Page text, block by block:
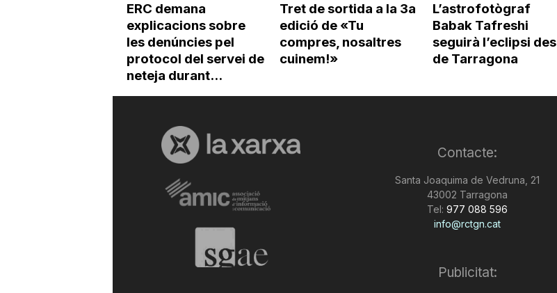
ERC demana
explicacions sobre
les denúncies pel
protocol del servei de
neteja durant...
Tret de sortida a la 3a
edició de «Tu
compres, nosaltres
cuinem!»
L’astrofotògraf
Babak Tafreshi
seguirà l’eclipsi des
de Tarragona
Contacte:
Santa Joaquima de Vedruna, 21
43002 Tarragona
Tel: 977 088 596
info@rctgn.cat
Publicitat: